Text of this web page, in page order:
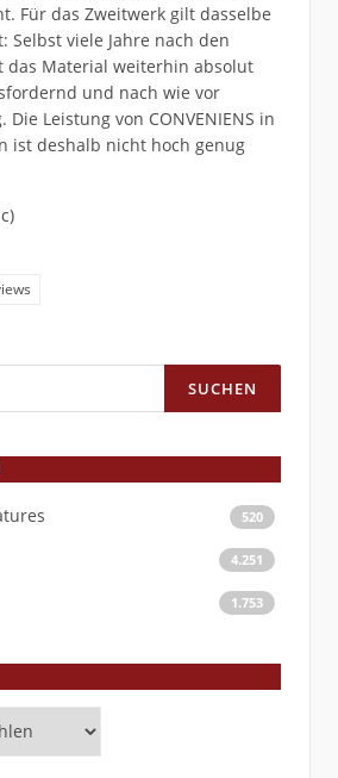
Für das Zweitwerk gilt dasselbe
Selbst viele Jahre nach den
das Material weiterhin absolut
und nach wie vor
Leistung von CONVENIENS in
ist deshalb nicht hoch genug
520
4.251
1.753